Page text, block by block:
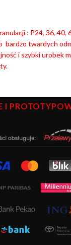
: P24, 36,
bardzo twardych
i szybki urobek